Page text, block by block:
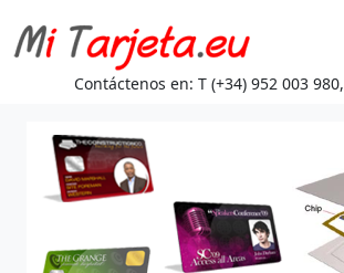
Contáctenos en: T (+34) 952 003 980,